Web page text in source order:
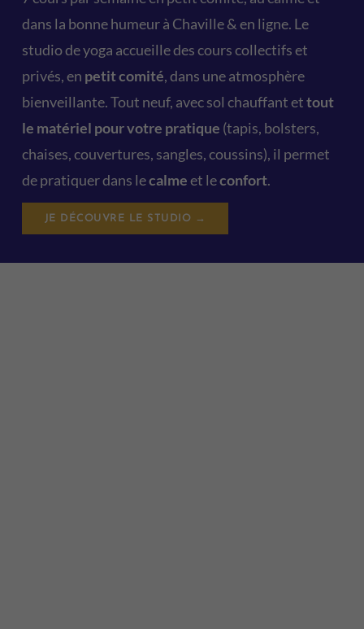
dans la bonne humeur à Chaville & en ligne. Le
studio de yoga accueille des cours collectifs et
privés, en petit comité, dans une atmosphère
bienveillante. Tout neuf, avec sol chauffant ettout
le matériel pour votre pratique (tapis, bolsters,
chaises, couvertures, sangles, coussins), il permet
de pratiquer dans lecalmeet leconfort.
JE DÉCOUVRE LE STUDIO →